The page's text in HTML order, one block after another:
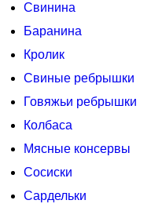
Свинина
Баранина
Кролик
Свиные ребрышки
Говяжьи ребрышки
Колбаса
Мясные консервы
Сосиски
Сардельки